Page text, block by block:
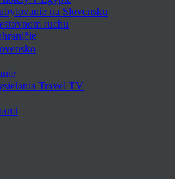
na Slovensku
ruchu
Travel TV